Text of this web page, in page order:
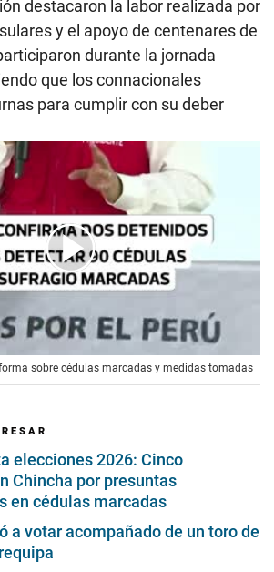
destacaron la labor realizada por
y el apoyo de centenares de
durante la jornada
que los connacionales
para cumplir con su deber
sobre cédulas marcadas y medidas tomadas
elecciones 2026: Cinco
Chincha por presuntas
en cédulas marcadas
a votar acompañado de un toro de